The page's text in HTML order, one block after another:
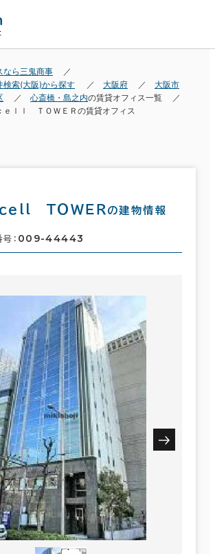
なら三鬼商事
検索(大阪)から探す
大阪府
大阪市
心斎橋・島之内の賃貸オフィス一覧
ｅｌｌ ＴＯＷＥＲの賃貸オフィス
ｅｌｌ ＴＯＷＥＲ の建物情報
： 009-44443